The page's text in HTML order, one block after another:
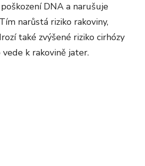
DNA a narušuje
narůstá riziko rakoviny,
také zvýšené riziko cirhózy
k rakovině jater.